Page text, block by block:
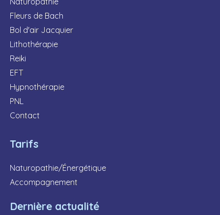
Fleurs de Bach
Bol d'air Jacquier
Lithothérapie
Reiki
EFT
Hypnothérapie
PNL
Contact
Tarifs
Naturopathie/Énergétique
Accompagnement
Dernière actualité